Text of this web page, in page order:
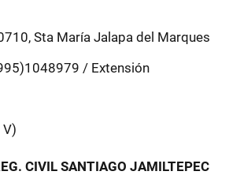
Sta María Jalapa del Marques
/ Extensión
V)
CIVIL SANTIAGO JAMILTEPEC